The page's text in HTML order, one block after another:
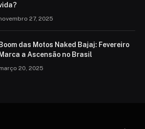
27, 2025
Boom das Motos Naked Bajaj: Fevereiro
Marca a Ascensão no Brasil
20, 2025